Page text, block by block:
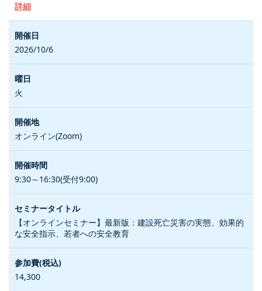
詳細
2026/10/6
火
オンライン(Zoom)
9:30～16:30(受付9:00)
【オンラインセミナー】最新版：建設死亡災害の実態、効果的
な安全指示、若者への安全教育
14,300